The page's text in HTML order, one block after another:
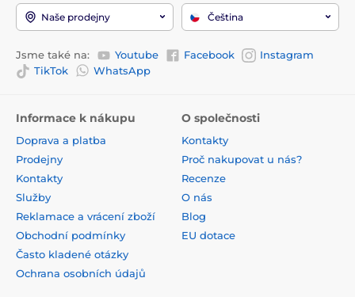
Naše prodejny Čeština
Jsme také na: Youtube Facebook
Instagram
TikTok
WhatsApp
Informace k nákupu
Doprava a platba
Prodejny
Kontakty
Služby
Reklamace a vrácení zboží
Obchodní podmínky
Často kladené otázky
Ochrana osobních údajů
O společnosti
Kontakty
Proč nakupovat u nás?
Recenze
O nás
Blog
EU dotace